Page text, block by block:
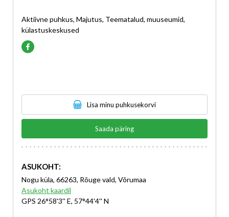
Aktiivne puhkus, Majutus, Teematalud, muuseumid,
külastuskeskused
Lisa minu puhkusekorvi
Saada päring
ASUKOHT:
Nogu küla, 66263, Rõuge vald, Võrumaa
Asukoht kaardil
GPS 26°58'3'' E, 57°44'4'' N